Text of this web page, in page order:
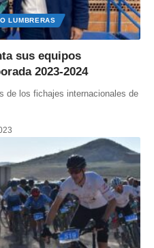
LUMBRERAS
sus equipos
2023-2024
de los fichajes internacionales de